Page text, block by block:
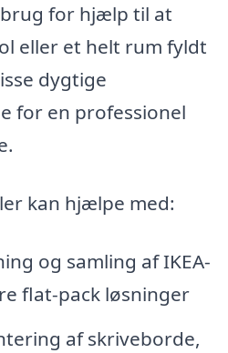
for hjælp til at
eller et helt rum fyldt
dygtige
for en professionel
kan hjælpe med:
og samling af IKEA-
flat-pack løsninger
af skriveborde,